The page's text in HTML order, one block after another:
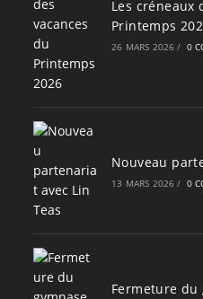
Les créneaux
Printemps
26 MARS 2026 / 0
Nouveau
13 MARS 2026 / 0
Fermeture du